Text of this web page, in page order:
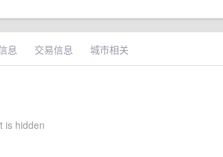
息 交易信息 城市相关
is hidden